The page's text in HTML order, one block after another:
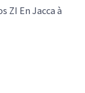
ZI En Jacca à